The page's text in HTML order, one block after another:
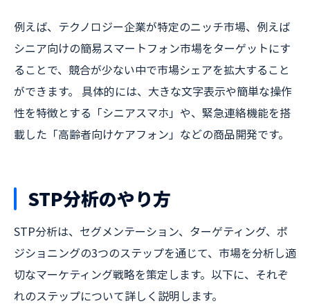
例えば、テクノロジー企業が特定のニッチ市場、例えば
シニア向けの簡易スマートフォン市場をターゲットにす
ることで、競合が少ない中で市場シェアを拡大すること
ができます。 具体的には、大きな文字表示や簡単な操作
性を特徴とする「シニアスマホ」や、緊急連絡機能を搭
載した「高齢者向けケアフォン」などの商品開発です。
STP分析のやり方
STP分析は、セグメンテーション、ターゲティング、ポ
ジショニングの3つのステップを通じて、市場を分析し適
切なマーケティング戦略を策定します。以下に、それぞ
れのステップについて詳しく説明します。